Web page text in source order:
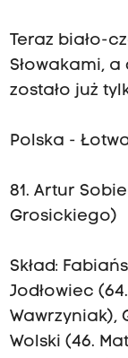
Teraz biało-
Słowakami,
zostało już
Polska -
81. Artur
Grosickiego)
Skład:
Jodłowiec
Wawrzyniak),
Wolski (46.